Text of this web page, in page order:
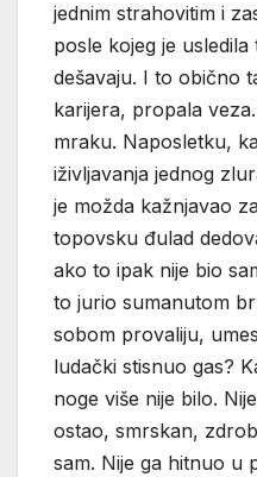
jednim strahovitim i
posle kojeg je usledila
dešavaju. I to obično
karijera, propala
mraku. Naposletku,
iživljavanja jednog
je možda kažnjavao
topovsku đulad
ako to ipak nije bio
to jurio sumanutom
sobom provaliju,
ludački stisnuo gas?
noge više nije bilo.
ostao, smrskan,
sam. Nije ga hitnuo u